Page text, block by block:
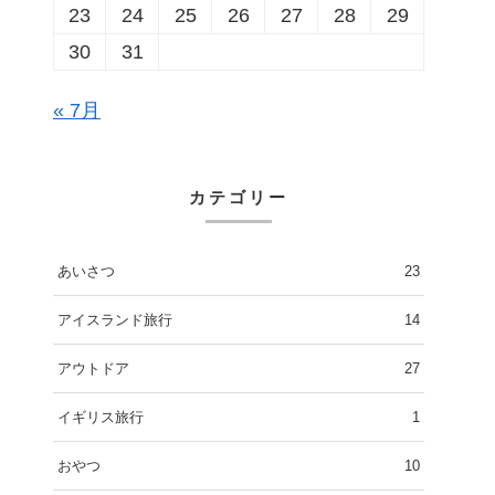
23 24 25 26 27 28
29
30
31
« 7月
カテゴリー
あいさつ 23
アイスランド旅行 14
アウトドア 27
イギリス旅行 1
おやつ 10